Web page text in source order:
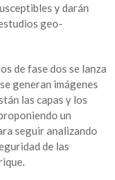
y darán
geo-
de fase dos se lanza
generan imágenes
las capas y los
un
seguir analizando
de las